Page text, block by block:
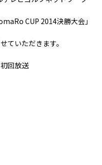
CUP 2014決勝大会」
ていただきます。
回放送